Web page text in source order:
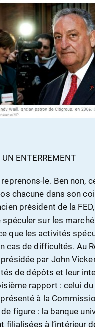
UN ENTERREMENT
le. Ben non,
chacune dans son
président de la
spéculer sur les
que les activités
cas de difficultés. Au
par John
de dépôts et leur
rapport : celui
à la
figure : la banque
filialisées à l’intérieur